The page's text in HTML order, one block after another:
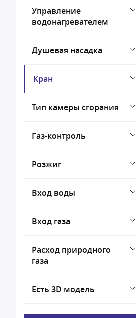
Управление
водонагревателем
Душевая насадка
Кран
Тип камеры сгорания
Газ-контроль
Розжиг
Вход воды
Вход газа
Расход природного
газа
Есть 3D модель